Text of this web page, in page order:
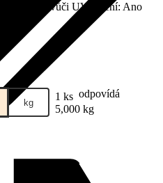
vlivům a vůči UV záření: Ano
kg 1 ks odpovídá
5,000 kg